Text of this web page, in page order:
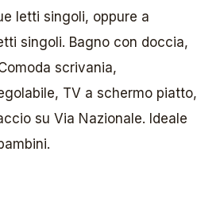
letti singoli, oppure a
singoli. Bagno con doccia,
scrivania,
TV a schermo piatto,
su Via Nazionale. Ideale